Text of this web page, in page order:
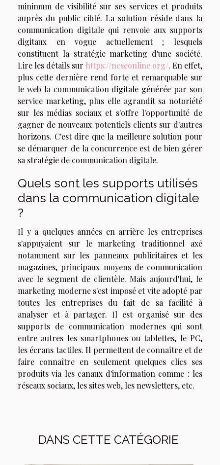
minimum de visibilité sur ses services et produits
auprès du public ciblé. La solution réside dans la
communication digitale qui renvoie aux supports
digitaux en vogue actuellement ; lesquels
constituent la stratégie marketing d'une société.
Lire les détails sur https://ncseonline.org/. En effet,
plus cette dernière rend forte et remarquable sur
le web la communication digitale générée par son
service marketing, plus elle agrandit sa notoriété
sur les médias sociaux et s'offre l'opportunité de
gagner de nouveaux potentiels clients sur d'autres
horizons. C'est dire que la meilleure solution pour
se démarquer de la concurrence est de bien gérer
sa stratégie de communication digitale.
Quels sont les supports utilisés
dans la communication digitale
?
Il y a quelques années en arrière les entreprises
s'appuyaient sur le marketing traditionnel axé
notamment sur les panneaux publicitaires et les
magazines, principaux moyens de communication
avec le segment de clientèle. Mais aujourd'hui, le
marketing moderne s'est imposé et vite adopté par
toutes les entreprises du fait de sa facilité à
analyser et à partager. Il est organisé sur des
supports de communication modernes qui sont
entre autres les smartphones ou tablettes, le PC,
les écrans tactiles. Il permettent de connaître et de
faire connaître en seulement quelques clics ses
produits via les canaux d'information comme : les
réseaux sociaux, les sites web, les newsletters, etc.
DANS CETTE CATÉGORIE